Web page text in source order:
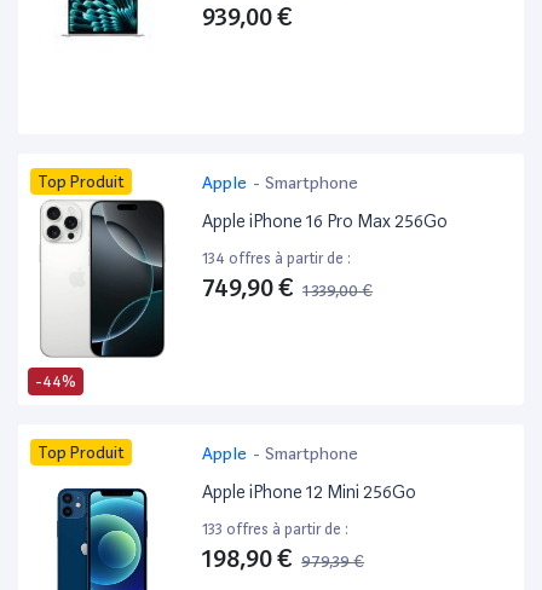
939,00 €
-44%
Top Produit Apple - Smartphone
Apple iPhone 16 Pro Max 256Go
134 offres à partir de :
749,90 € 1 339,00 €
Top Produit Apple - Smartphone
Apple iPhone 12 Mini 256Go
133 offres à partir de :
198,90 € 979,39 €